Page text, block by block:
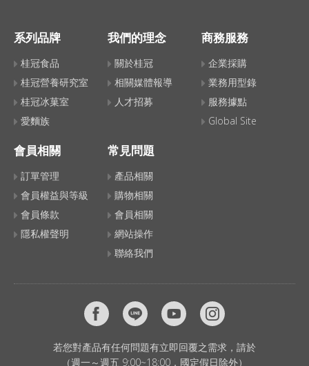
私的教大家！
系列品牌
桂冠食品
桂冠營養研究室
桂冠冰菓室
愛麵族
我們的理念
關於桂冠
相關媒體報導
人才招募
商務服務
企業採購
業務用型錄
服務據點
Global Site
會員相關
訂單管理
會員權益與等級
會員條款
隱私權聲明
常見問題
產品相關
購物相關
會員相關
網站操作
聯絡我們
若您對產品有任何問題有立即回覆之需求，請於
（週一～週五 9:00~18:00，國定假日除外）